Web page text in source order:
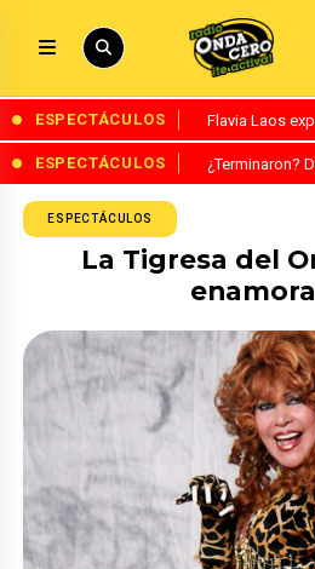
ESPECTÁCULOS Flavia Laos
ESPECTÁCULOS ¿Terminaron?
ESPECTÁCULOS
La Tigresa del